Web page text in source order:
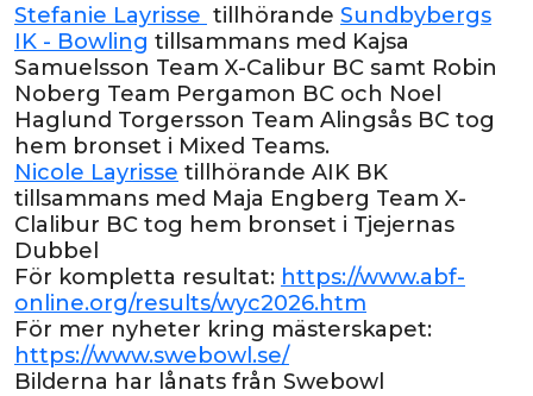
Stefanie Layrisse tillhörande Sundbybergs
IK - Bowling tillsammans med Kajsa
Samuelsson Team X-Calibur BC samt Robin
Noberg Team Pergamon BC och Noel
Haglund Torgersson Team Alingsås BC tog
hem bronset i Mixed Teams.
Nicole Layrisse tillhörande AIK BK
tillsammans med Maja Engberg Team X-
Clalibur BC tog hem bronset i Tjejernas
Dubbel
För kompletta resultat: https://www.abf-
online.org/results/wyc2026.htm
För mer nyheter kring mästerskapet:
https://www.swebowl.se/
Bilderna har lånats från Swebowl